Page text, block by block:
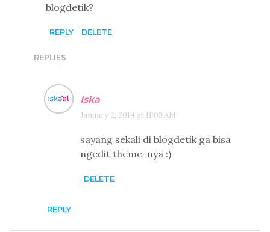
blogdetik?
REPLY DELETE
REPLIES
Iska
January 2, 2014 at 11:03 AM
sayang sekali di blogdetik ga bisa
ngedit theme-nya :)
DELETE
REPLY